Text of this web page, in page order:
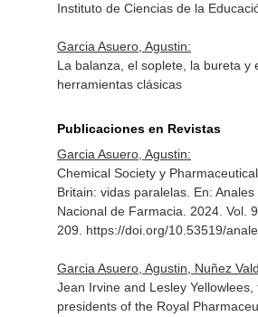
Instituto de Ciencias de la
Garcia Asuero, Agustin:
La balanza, el soplete, la bureta y
herramientas clásicas
Publicaciones en Revistas
Garcia Asuero, Agustin:
Chemical Society y
Britain: vidas paralelas. En:
Nacional de Farmacia . 2024. Vol.
209. https://doi.org/10.53519/
Garcia Asuero, Agustin, Nuñez
Jean Irvine and Lesley Yellowlees,
presidents of the Royal